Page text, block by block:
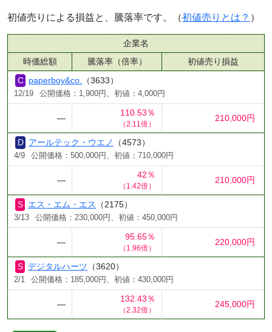
初値売りによる損益と、騰落率です。（初値売りとは？ ）
企業名
時価総額
騰落率（倍率）
初値売り損益
paperboy&co.
（3633）
12/19 公開価格：1,900円、初値：4,000円
―
110.53％
（2.11倍）
210,000円
アールテック・ウエノ （4573）
4/9 公開価格：500,000円、初値：710,000円
―
42％
（1.42倍）
210,000円
エス・エム・エス （2175）
3/13 公開価格：230,000円、初値：450,000円
―
95.65％
（1.96倍）
220,000円
デジタルハーツ （3620）
2/1 公開価格：185,000円、初値：430,000円
―
132.43％
（2.32倍）
245,000円